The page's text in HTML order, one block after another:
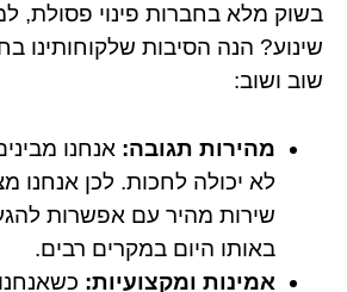
בשוק מלא בחברות פינוי פסולת,
שינוע? הנה הסיבות שלקוחותינו
שוב ושוב:
מהירות תגובה: אנחנו
לא יכולה לחכות. לכן אנחנו
שירות מהיר עם אפשרות
באותו היום במקרים רבים.
אמינות ומקצועיות: